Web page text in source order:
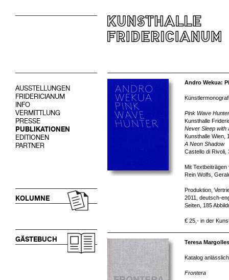
AUSSTELLUNGEN
FRIDERICIANUM
INFO
VERMITTLUNG
PRESSE
PUBLIKATIONEN
EDITIONEN
PARTNER
KOLUMNE
GÄSTEBUCH
Andro Wekua:
Pink Wave Hunter
Kunsthalle
Never Sleep with
Kunsthalle Wien,
A Neon Shadow
Castello di Rivoli,
Mit
Rein Wolfs,
Produktion,
2011, deutsch-
Seiten, 185
€ 25,- in der
Teresa
Katalog
Frontera